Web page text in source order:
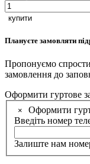
купити
Плануєте замовляти
Пропонуємо
замовлення до
Оформити гуртове
×
Оформити
Введіть номер
Залиште нам